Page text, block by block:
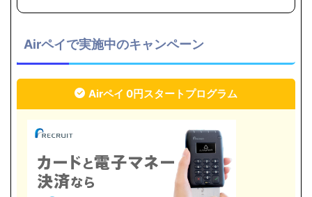
Airペイで実施中のキャンペーン
Airペイ 0円スタートプログラム